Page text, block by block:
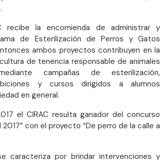
recibe la encomienda de administrar y
de Esterilización de Perros y Gatos
ambos proyectos contribuyen en la
de tenencia responsable de animales
campañas de esterilización,
y cursos dirigidos a alumnos
en general.
el CIRAC resulta ganador del concurso
con el proyecto “De perro de la calle a
caracteriza por brindar intervenciones y